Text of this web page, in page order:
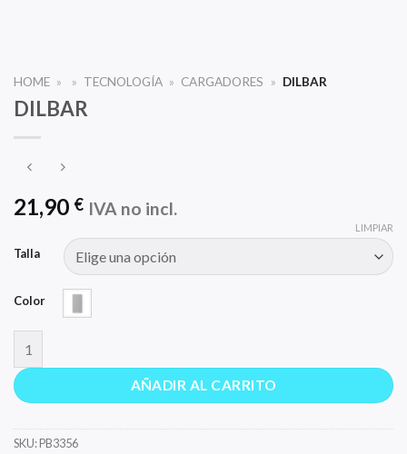
HOME » » TECNOLOGÍA » CARGADORES » DILBAR
DILBAR
21,90 € IVA no incl.
Talla
Color
LIMPIAR
AÑADIR AL CARRITO
SKU:PB3356